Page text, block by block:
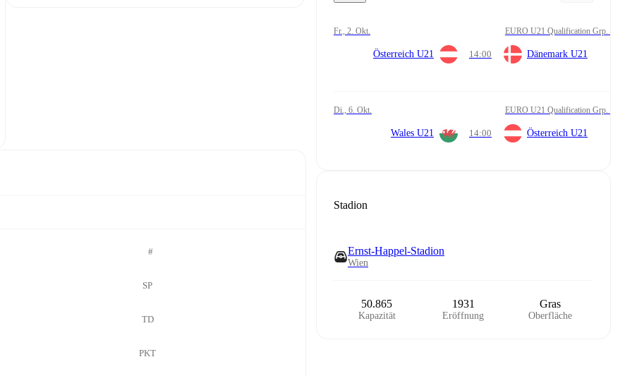
#
SP
TD
PKT
Fr., 2. Okt. EURO U21 Qualification Grp. I
Österreich U21 14:00 Dänemark U21
Di., 6. Okt. EURO U21 Qualification Grp. I
Wales U21 14:00 Österreich U21
Stadion
Ernst-Happel-Stadion
Wien
50.865
Kapazität
1931
Eröffnung
Gras
Oberfläche